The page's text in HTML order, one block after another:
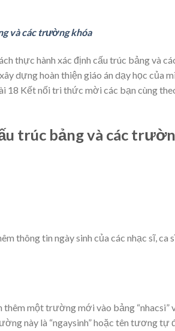
và các trường khóa
thực hành xác định cấu trúc bảng và
dựng hoàn thiện giáo án dạy học của
18 Kết nối tri thức mời các bạn cùng
trúc bảng và các
thông tin ngày sinh của các nhạc sĩ, ca
thêm một trường mới vào bảng “nhacsi”
này là “ngaysinh” hoặc tên tương tự